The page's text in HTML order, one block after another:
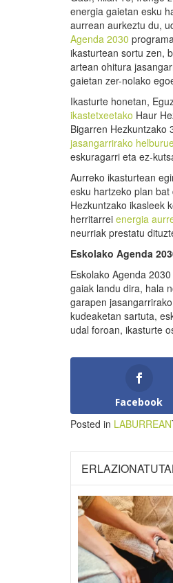
energia gaietan esku
aurrean aurkeztu du,
Agenda 2030
ikasturtean sortu zen,
artean ohitura
gaietan zer-nolako
Ikasturte honetan,
ikastetxeetako Haur
Bigarren Hezkuntzako
jasangarrirako
eskuragarri eta ez-
Aurreko ikasturtean
esku hartzeko plan
Hezkuntzako ikasleek
herritarrei energia
neurriak prestatu
Eskolako Agenda
Eskolako Agenda
gaiak landu dira, hala
garapen
kudeaketan sartuta,
udal foroan, ikasturte
Facebook
Posted in LABURREAN